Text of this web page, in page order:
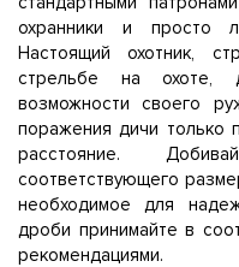
охранники и просто
Настоящий охотник,
стрельбе на охоте,
возможности своего
поражения дичи только
расстояние.
соответствующего
необходимое для
дроби принимайте в
рекомендациями.